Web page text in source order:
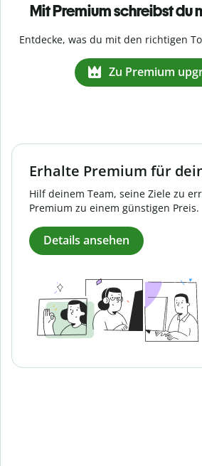
Mit Premium schreibst du
Entdecke, was du mit den richtigen
Zu Premium
Erhalte Premium für
Hilf deinem Team, seine Ziele zu
Premium zu einem günstigen Preis.
Details ansehen